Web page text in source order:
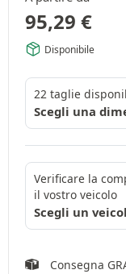
95,29 €
Disponibile
22 taglie
Scegli una
Verificare la
il vostro veicolo
Scegli un
Consegna